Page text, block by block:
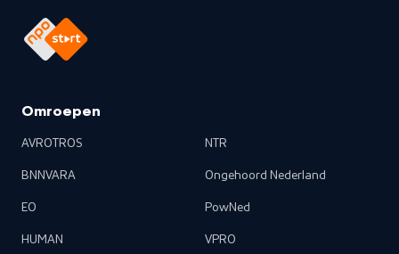
Omroepen
AVROTROS
BNNVARA
EO
HUMAN
NTR
Ongehoord Nederland
PowNed
VPRO